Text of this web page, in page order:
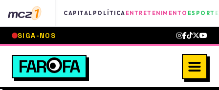
mcz1 CAPITAL POLÍTICA ENTRETENIMENTO
SIGA-NOS
FAR FA